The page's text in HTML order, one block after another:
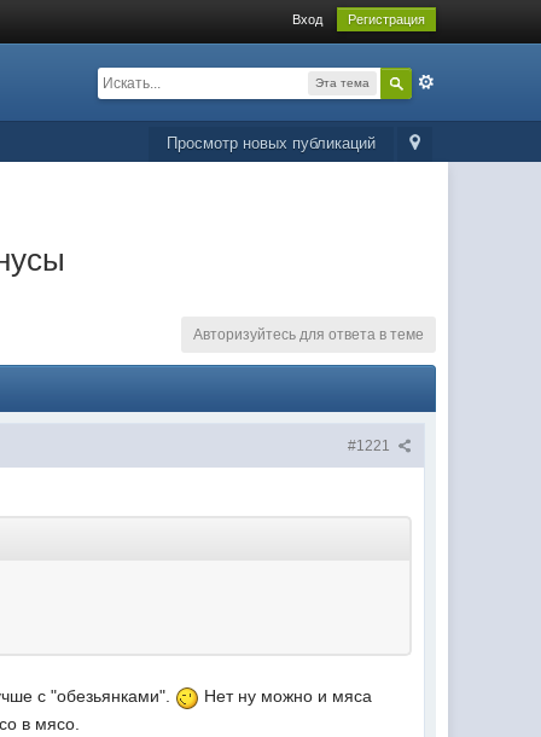
Вход Регистрация
Эта тема
Просмотр новых публикаций
Авторизуйтесь для ответа в теме
#1221
с "обезьянками".
Нет ну можно и мяса
в мясо.